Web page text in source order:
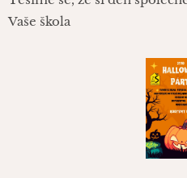
Vaše škola 👻